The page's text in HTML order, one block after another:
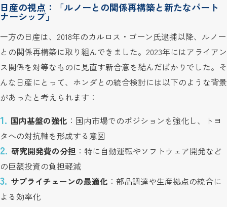
日産の視点：「ルノーとの関係再構築と新たなパート
ナーシップ」
一方の日産は、2018年のカルロス・ゴーン氏逮捕以降、ルノー
との関係再構築に取り組んできました。2023年にはアライアン
ス関係を対等なものに見直す新合意を結んだばかりでした。そ
んな日産にとって、ホンダとの統合検討には以下のような背景
があったと考えられます：
国内基盤の強化 ：国内市場でのポジションを強化し、トヨ
タへの対抗軸を形成する意図
研究開発費の分担 ：特に自動運転やソフトウェア開発など
の巨額投資の負担軽減
サプライチェーンの最適化 ：部品調達や生産拠点の統合に
よる効率化